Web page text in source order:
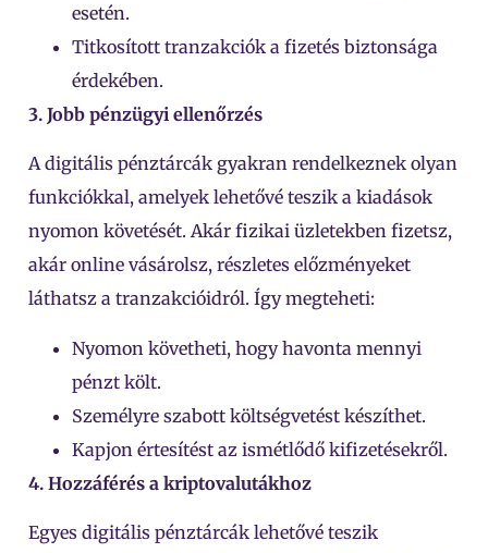
esetén.
Titkosított tranzakciók a fizetés biztonsága
érdekében.
3. Jobb pénzügyi ellenőrzés
A digitális pénztárcák gyakran rendelkeznek olyan
funkciókkal, amelyek lehetővé teszik a kiadások
nyomon követését. Akár fizikai üzletekben fizetsz,
akár online vásárolsz, részletes előzményeket
láthatsz a tranzakcióidról. Így megteheti:
Nyomon követheti, hogy havonta mennyi
pénzt költ.
Személyre szabott költségvetést készíthet.
Kapjon értesítést az ismétlődő kifizetésekről.
4. Hozzáférés a kriptovalutákhoz
Egyes digitális pénztárcák lehetővé teszik